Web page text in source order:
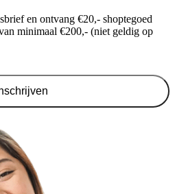
en ontvang €20,- shoptegoed
minimaal €200,- (niet geldig op